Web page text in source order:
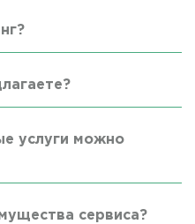
услуги можно
сервиса?